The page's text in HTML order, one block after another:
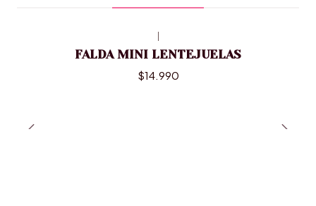
FALDA MINI LENTEJUELAS
$14.990